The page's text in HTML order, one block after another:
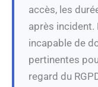
accès, les
après incident.
incapable de
pertinentes
regard du